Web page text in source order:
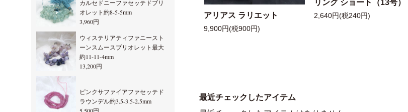
アリアス ラリエット
9,900円(税900円)
リング ショート（13号）
2,640円(税240円)
最近チェックしたアイテム
カルセドニーファセッテドブリ
オレット約8-5-5mm
3,960円
ウィステリアティファニースト
ーンスムースブリオレット最大
約11-11-4mm
13,200円
ピンクサファイアファセッテド
ラウンデル約3.5-3.5-2.5mm